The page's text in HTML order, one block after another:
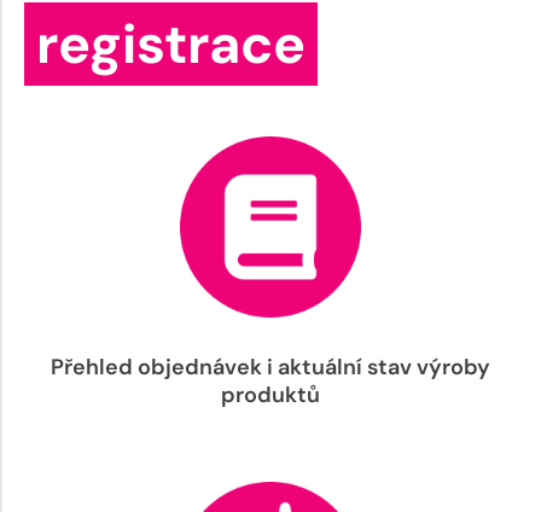
registrace
Přehled objednávek i aktuální stav výroby
produktů